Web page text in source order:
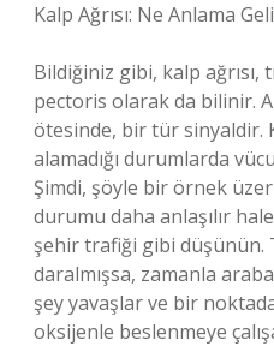
Kalp Ağrısı: Ne Anlama
Bildiğiniz gibi, kalp
pectoris olarak da bilinir.
ötesinde, bir tür sinyaldir.
alamadığı durumlarda
Şimdi, şöyle bir örnek
durumu daha anlaşılır
şehir trafiği gibi düşünün.
daralmışsa, zamanla
şey yavaşlar ve bir
oksijenle beslenmeye